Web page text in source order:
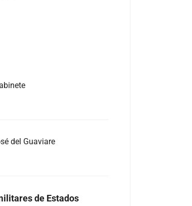
del Guaviare
de Estados